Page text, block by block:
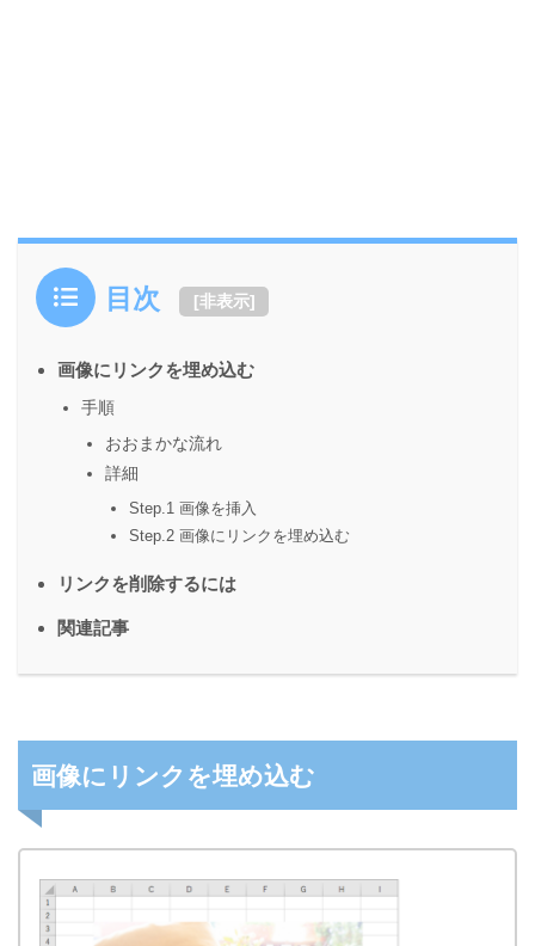
目次 [非表示]
画像にリンクを埋め込む
手順
おおまかな流れ
詳細
Step.1 画像を挿入
Step.2 画像にリンクを埋め込む
リンクを削除するには
関連記事
画像にリンクを埋め込む